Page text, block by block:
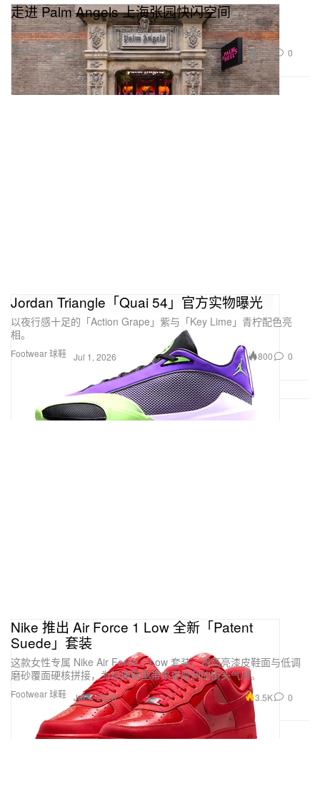
Fashion 时装
走进 Palm Angels 上海张园快闪空间
呈现 2026 春夏「Island Speed」系列单品。
Jul 1, 2026 276 0
Footwear 球鞋
Jordan Triangle「Quai 54」官方实物曝光
以夜行感十足的「Action Grape」紫与「Key Lime」青柠配色亮
相。
Jul 1, 2026 800 0
Footwear 球鞋
Nike 推出 Air Force 1 Low 全新「Patent
Suede」套装
这款女性专属 Nike Air Force 1 Low 套装，将高亮漆皮鞋面与低调
磨砂覆面硬核拼接，为经典鞋型带来更犀利的街头气质。
Jul 1, 2026 3.5K 0